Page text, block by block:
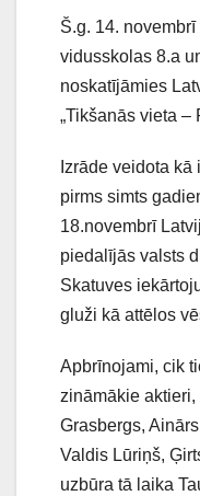
Š.g. 14.
vidusskolas 8.a
noskatījāmies
„Tikšanās vieta –
Izrāde veidota
pirms simts
18.novembrī
piedalījās valsts
Skatuves
gluži kā attēlos
Apbrīnojami, cik
zināmākie
Grasbergs,
Valdis Lūriņš,
uzbūra tā laika